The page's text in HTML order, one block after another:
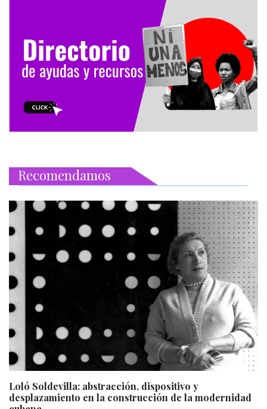
Recomendamos
Loló Soldevilla: abstracción, dispositivo y
desplazamiento en la construcción de la modernidad